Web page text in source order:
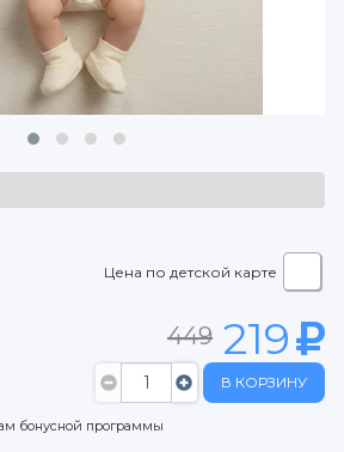
Цена по детской карте
449 219
В КОРЗИНУ
бонусной программы